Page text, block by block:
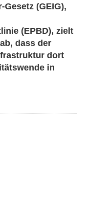
(GEIG),
(EPBD), zielt
dass der
dort
in